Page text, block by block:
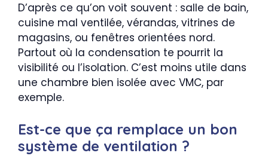
D’après ce qu’on voit souvent : salle de bain,
cuisine mal ventilée, vérandas, vitrines de
magasins, ou fenêtres orientées nord.
Partout où la condensation te pourrit la
visibilité ou l’isolation. C’est moins utile dans
une chambre bien isolée avec VMC, par
exemple.
Est-ce que ça remplace un bon
système de ventilation ?